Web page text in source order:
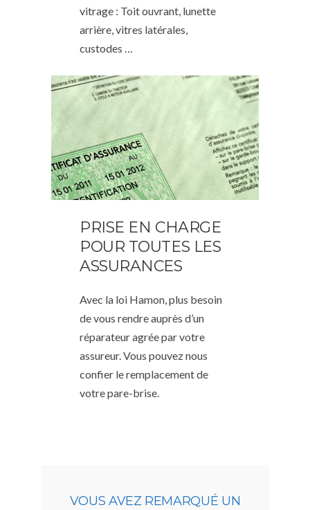
vitrage : Toit ouvrant, lunette
arrière, vitres latérales,
custodes …
PRISE EN CHARGE
POUR TOUTES LES
ASSURANCES
Avec la loi Hamon, plus besoin
de vous rendre auprès d’un
réparateur agrée par votre
assureur. Vous pouvez nous
confier le remplacement de
votre pare-brise.
VOUS AVEZ REMARQUÉ UN